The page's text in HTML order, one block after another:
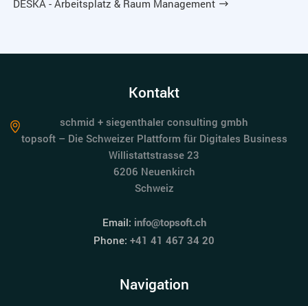
DESKA - Arbeitsplatz & Raum Management
Kontakt
schmid + siegenthaler consulting gmbh
topsoft – Die Schweizer Plattform für Digitales Business
Willistattstrasse 23
6206 Neuenkirch
Schweiz
Email: info@topsoft.ch
Phone: +41 41 467 34 20
Navigation